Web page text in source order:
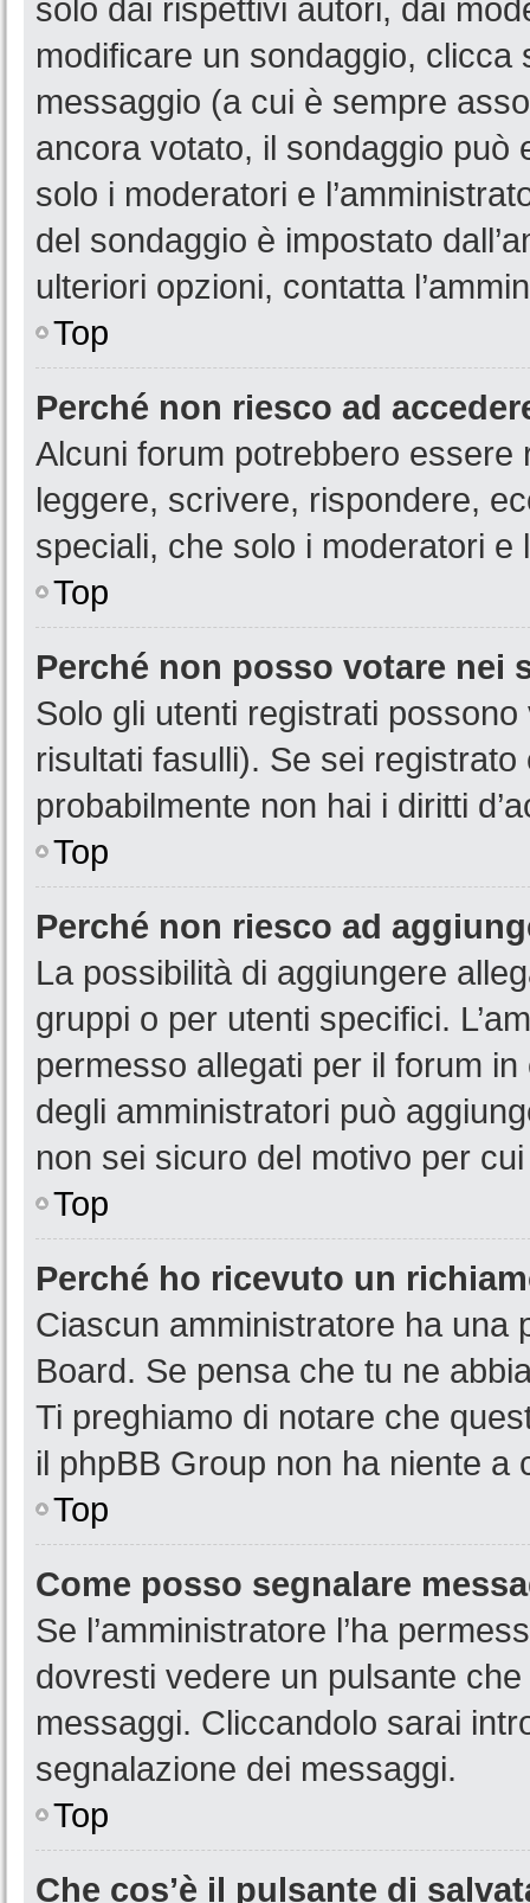
solo dai rispettivi autori, dai
modificare un sondaggio,
messaggio (a cui è sempre
ancora votato, il sondaggio può
solo i moderatori e
del sondaggio è impostato
ulteriori opzioni, contatta
Top
Perché non riesco ad
Alcuni forum potrebbero
leggere, scrivere, rispondere,
speciali, che solo i moderatori e
Top
Perché non posso votare nei
Solo gli utenti registrati
risultati fasulli). Se sei
probabilmente non hai i diritti
Top
Perché non riesco ad
La possibilità di aggiungere
gruppi o per utenti specifici.
permesso allegati per il forum
degli amministratori può
non sei sicuro del motivo per
Top
Perché ho ricevuto un
Ciascun amministratore ha una
Board. Se pensa che tu ne
Ti preghiamo di notare che
il phpBB Group non ha niente a
Top
Come posso segnalare
Se l’amministratore l’ha
dovresti vedere un pulsante
messaggi. Cliccandolo sarai
segnalazione dei messaggi.
Top
Che cos’è il pulsante di